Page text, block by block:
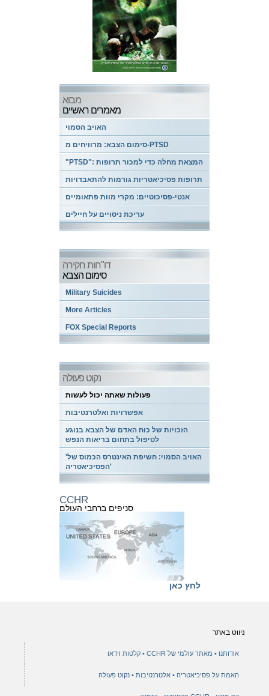
מבוא
מאמרים ראשיים
האויב הסמוי
סימום הצבא: מרוויחים מ-PTSD
"PTSD": המצאת מחלה כדי למכור תרופות
תרופות פסיכיאטריות גורמות להתאבדויות
אנטי-פסיכוטיים: מקרי מוות פתאומיים
עריכת ניסויים על חיילים
דו"חות חקירה
סימום הצבא
Military Suicides
More Articles
FOX Special Reports
נקוט פעולה
פעולות שאתה יכול לעשות
אפשרויות ואלטרנטיבות
הזכויות של כוח האדם של הצבא בנוגע
לטיפול בתחום בריאות הנפש
'האויב הסמוי: חשיפת האינטרס הכמוס של
הפסיכיאטריה'
CCHR
סניפים ברחבי העולם
לחץ כאן
ניווט באתר
אודותנו מאתר עולמי של CCHR קלטות וידאו
האמת על פסיכיאטריה אלטרנטיבות נקוט פעולה